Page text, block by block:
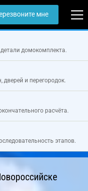
мне
домокомплекта.
дверей и перегородок.
расчёта.
этапов.